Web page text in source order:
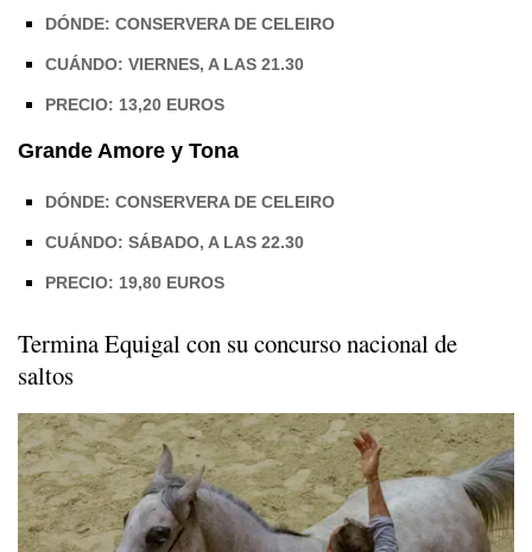
DÓNDE: CONSERVERA DE CELEIRO
CUÁNDO: VIERNES, A LAS 21.30
PRECIO: 13,20 EUROS
Grande Amore y Tona
DÓNDE: CONSERVERA DE CELEIRO
CUÁNDO: SÁBADO, A LAS 22.30
PRECIO: 19,80 EUROS
Termina Equigal con su concurso nacional de
saltos